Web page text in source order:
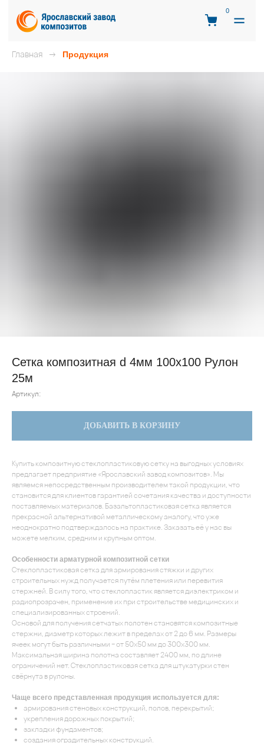
Главная Продукция
Сетка композитная d 4мм 100x100 Рулон
25м
Артикул:
ДОБАВИТЬ В КОРЗИНУ
Купить композитную стеклопластиковую сетку на выгодных условиях
предлагает предприятие «Ярославский завод композитов». Мы
являемся непосредственным производителем такой продукции, что
становится для клиентов гарантией сочетания качества и доступности
поставляемых материалов. Базальтопластиковая сетка является
прекрасной альтернативой металлическому аналогу, что уже
неоднократно подтверждалось на практике. Заказать её у нас вы
можете мелким, средним и крупным оптом.
Особенности арматурной композитной сетки
Стеклопластиковая сетка для армирования стяжки и других
строительных нужд получается путём плетения или перевития
стержней. В силу того, что стеклопластик является диэлектриком и
радиопрозрачен, применение их при строительстве медицинских и
специализированных строений.
Основой для получения сетчатых полотен становятся композитные
стержни, диаметр которых лежит в пределах от 2 до 6 мм. Размеры
ячеек могут быть различными − от 50х50 мм до 300х300 мм.
Максимальная ширина полотна составляет 2400 мм, по длине
ограничений нет. Стеклопластиковая сетка для штукатурки стен
свёрнута в рулоны.
Чаще всего представленная продукция используется для:
армирования стеновых конструкций, полов, перекрытий;
укрепления дорожных покрытий;
закладки фундаментов;
создания оградительных конструкций.